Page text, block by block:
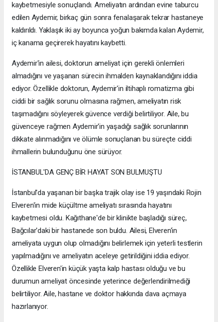
kaybetmesiyle sonuçlandı. Ameliyatın ardından evine taburcu
edilen Aydemir, birkaç gün sonra fenalaşarak tekrar hastaneye
kaldırıldı. Yaklaşık iki ay boyunca yoğun bakımda kalan Aydemir,
iç kanama geçirerek hayatını kaybetti.
Aydemir'in ailesi, doktorun ameliyat için gerekli önlemleri
almadığını ve yaşanan sürecin ihmalden kaynaklandığını iddia
ediyor. Özellikle doktorun, Aydemir'in iltihaplı romatizma gibi
ciddi bir sağlık sorunu olmasına rağmen, ameliyatın risk
taşımadığını söyleyerek güvence verdiği belirtiliyor. Aile, bu
güvenceye rağmen Aydemir'in yaşadığı sağlık sorunlarının
dikkate alınmadığını ve ölümle sonuçlanan bu süreçte ciddi
ihmallerin bulunduğunu öne sürüyor.
İSTANBUL'DA GENÇ BİR HAYAT SON BULMUŞTU
İstanbul'da yaşanan bir başka trajik olay ise 19 yaşındaki Rojin
Elveren'in mide küçültme ameliyatı sırasında hayatını
kaybetmesi oldu. Kağıthane'de bir klinikte başladığı süreç,
Bağcılar'daki bir hastanede son buldu. Ailesi, Elveren'in
ameliyata uygun olup olmadığını belirlemek için yeterli testlerin
yapılmadığını ve ameliyatın aceleye getirildiğini iddia ediyor.
Özellikle Elveren'in küçük yaşta kalp hastası olduğu ve bu
durumun ameliyat öncesinde yeterince değerlendirilmediği
belirtiliyor. Aile, hastane ve doktor hakkında dava açmaya
hazırlanıyor.